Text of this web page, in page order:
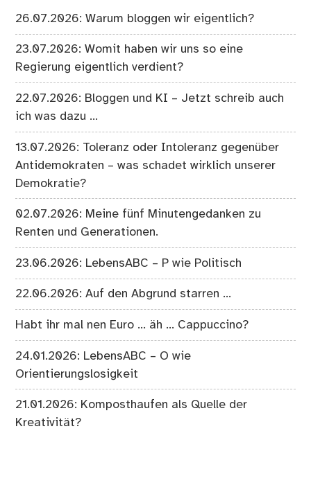
26.07.2026: Warum bloggen wir eigentlich?
23.07.2026: Womit haben wir uns so eine
Regierung eigentlich verdient?
22.07.2026: Bloggen und KI – Jetzt schreib auch
ich was dazu …
13.07.2026: Toleranz oder Intoleranz gegenüber
Antidemokraten – was schadet wirklich unserer
Demokratie?
02.07.2026: Meine fünf Minutengedanken zu
Renten und Generationen.
23.06.2026: LebensABC – P wie Politisch
22.06.2026: Auf den Abgrund starren …
Habt ihr mal nen Euro … äh … Cappuccino?
24.01.2026: LebensABC – O wie
Orientierungslosigkeit
21.01.2026: Komposthaufen als Quelle der
Kreativität?